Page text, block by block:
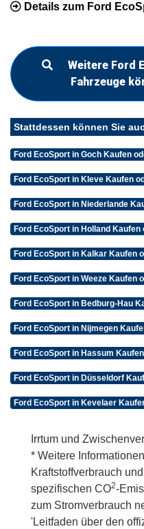
Details zum Ford
Weitere Ford
Fahrzeuge
Stattdessen können Sie
Ford EcoSport in Goch Kaufen
Ford EcoSport in Kleve Kaufen
Ford EcoSport in Niederlande
Ford EcoSport in Holland Kaufen
Ford EcoSport in Kalkar Kaufen
Ford EcoSport in Weeze Kaufen
Ford EcoSport in Bedburg-Hau
Ford EcoSport in Nijmegen
Ford EcoSport in Hassum
Ford EcoSport in Düsseldorf
Ford EcoSport in Kevelaer
Irrtum und
* Weitere
Kraftstoffverbrauch
spezifischen CO2-
zum Stromverbrauch
'Leitfaden über den